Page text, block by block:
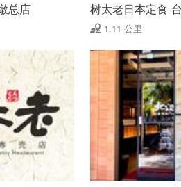
总店 树太老日本定食-
1.11 公里